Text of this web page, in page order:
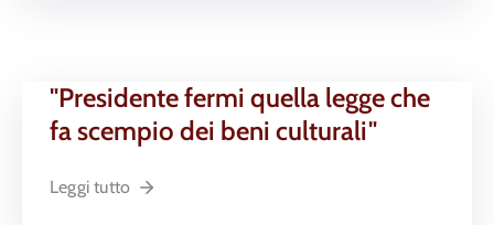
"Presidente fermi quella legge che
fa scempio dei beni culturali"
Leggi tutto